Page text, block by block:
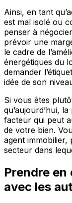
Ainsi, en tant
est mal isolé ou
penser à
prévoir une
le cadre de
énergétiques du
demander
idée de son
Si vous êtes
qu’aujourd’hui,
facteur qui peut
de votre bien.
agent immobilier,
secteur dans
Prendre
avec les